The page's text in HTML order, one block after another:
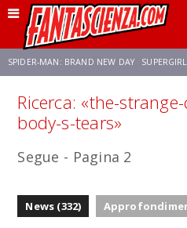
SPIDER-MAN: BRAND NEW DAY SUPERGIRL
STAR
NETFLIX SADIE SINK STAR TREK:
Ricerca: «the-
body-s-tears»
Segue - Pagina 2
News (332)